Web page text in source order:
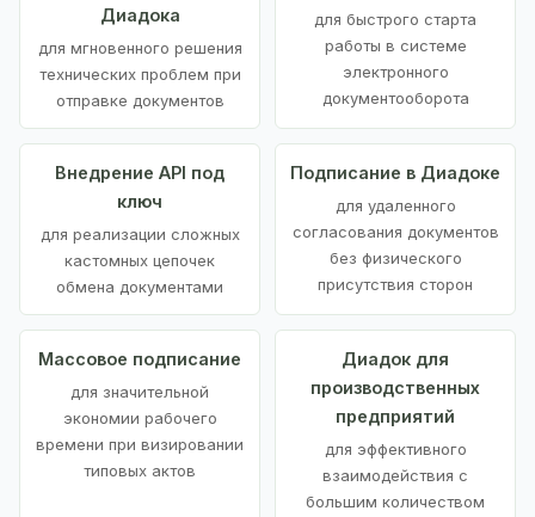
Диадока
для мгновенного решения
технических проблем при
отправке документов
для быстрого старта
работы в системе
электронного
документооборота
Внедрение API под
ключ
для реализации сложных
кастомных цепочек
обмена документами
Подписание в Диадоке
для удаленного
согласования документов
без физического
присутствия сторон
Массовое подписание
для значительной
экономии рабочего
времени при визировании
типовых актов
Диадок для
производственных
предприятий
для эффективного
взаимодействия с
большим количеством